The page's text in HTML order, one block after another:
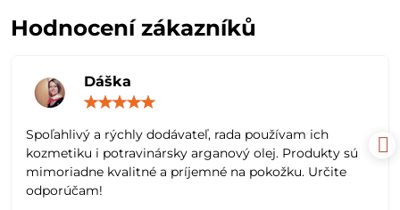
Hodnocení zákazníků
Dáška
5
Spoľahlivý a rýchly dodávateľ, rada používam ich
kozmetiku i potravinársky arganový olej. Produkty sú
mimoriadne kvalitné a príjemné na pokožku. Určite
odporúčam!